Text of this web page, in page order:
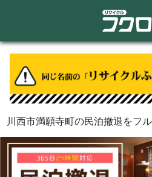
川西市満願寺町の民泊撤退をフ